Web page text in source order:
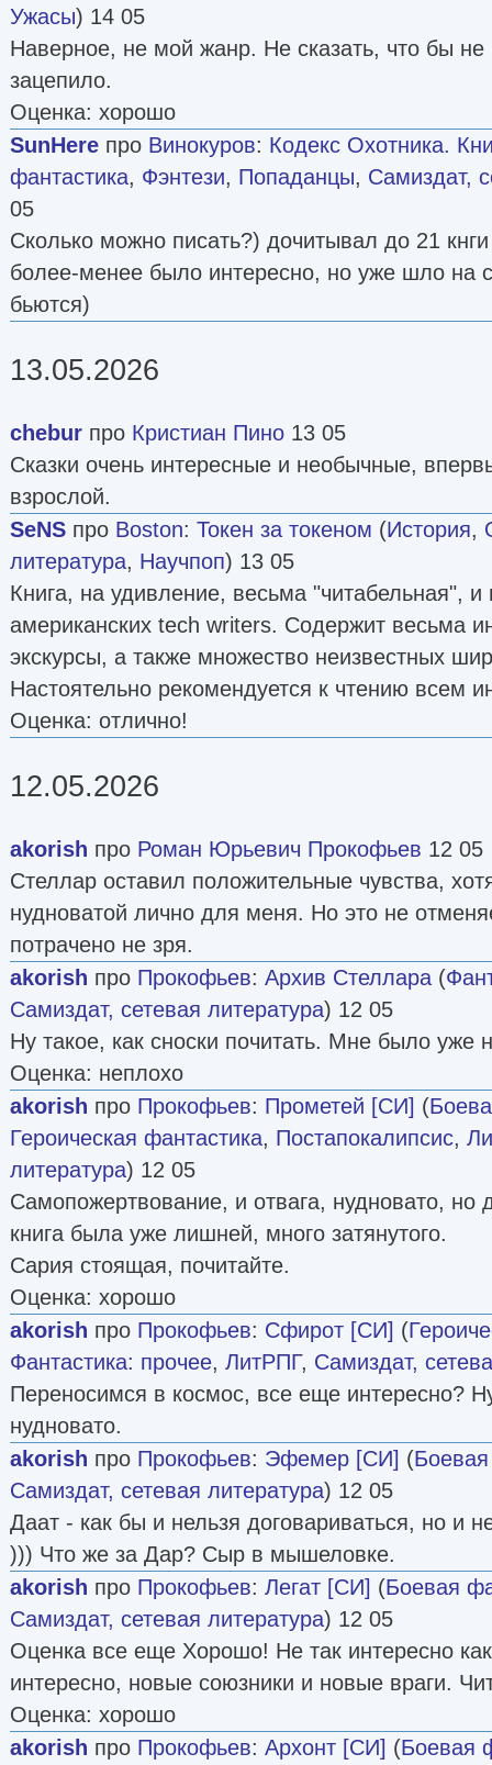
Ужасы) 14 05
Наверное, не мой жанр. Не сказать, что бы не
зацепило.
Оценка: хорошо
SunHere про Винокуров: Кодекс Охотника.
фантастика, Фэнтези, Попаданцы, Самиздат,
05
Сколько можно писать?) дочитывал до 21
более-менее было интересно, но уже шло на
бьются)
13.05.2026
chebur про Кристиан Пино 13 05
Сказки очень интересные и необычные,
взрослой.
SeNS про Boston: Токен за токеном (История,
литература, Научпоп) 13 05
Книга, на удивление, весьма "читабельная", и
американских tech writers. Содержит весьма
экскурсы, а также множество неизвестных
Настоятельно рекомендуется к чтению всем
Оценка: отлично!
12.05.2026
akorish про Роман Юрьевич Прокофьев 12 05
Стеллар оставил положительные чувства,
нудноватой лично для меня. Но это не
потрачено не зря.
akorish про Прокофьев: Архив Стеллара (
Самиздат, сетевая литература) 12 05
Ну такое, как сноски почитать. Мне было уже
Оценка: неплохо
akorish про Прокофьев: Прометей [СИ] (
Героическая фантастика, Постапокалипсис,
литература) 12 05
Самопожертвование, и отвага, нудновато, но
книга была уже лишней, много затянутого.
Сария стоящая, почитайте.
Оценка: хорошо
akorish про Прокофьев: Сфирот [СИ] (
Фантастика: прочее, ЛитРПГ, Самиздат,
Переносимся в космос, все еще интересно?
нудновато.
akorish про Прокофьев: Эфемер [СИ] (
Самиздат, сетевая литература) 12 05
Даат - как бы и нельзя договариваться, но и
))) Что же за Дар? Сыр в мышеловке.
akorish про Прокофьев: Легат [СИ] (Боевая
Самиздат, сетевая литература) 12 05
Оценка все еще Хорошо! Не так интересно
интересно, новые союзники и новые враги.
Оценка: хорошо
akorish про Прокофьев: Архонт [СИ] (Боевая